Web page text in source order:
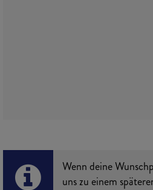
Wenn deine
uns zu einem